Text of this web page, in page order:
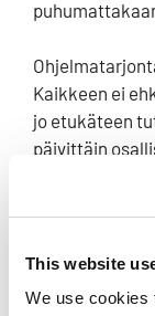
This website
We use cookies
Kaikkeen ei
jo etukäteen
päivittäin
päättäjäisiin.
Samoajien